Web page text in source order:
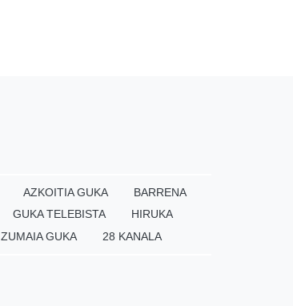
AZKOITIA GUKA
BARRENA
GUKA TELEBISTA
HIRUKA
ZUMAIA GUKA 28 KANALA